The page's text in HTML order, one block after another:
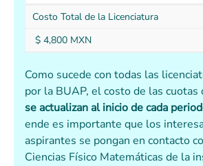
Costo Total de la Licenciatura
$ 4,800 MXN
Como sucede con todas las
por la BUAP, el costo de las cuotas
se actualizan al inicio de cada
ende es importante que los
aspirantes se pongan en contacto
Ciencias Físico Matemáticas de la